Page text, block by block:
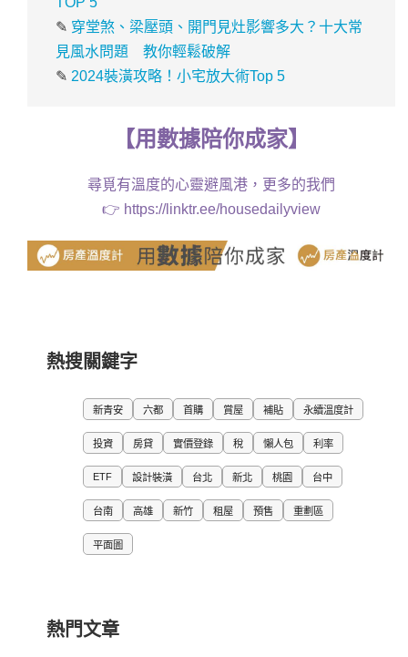
✎ 穿堂煞、梁壓頭、開門見灶影響多大？十大常
見風水問題 教你輕鬆破解
✎ 2024裝潢攻略！小宅放大術Top 5
【用數據陪你成家】
尋覓有溫度的心靈避風港，更多的我們
👉 https://linktr.ee/housedailyview
熱搜關鍵字
新青安 六都 首購 賞屋 補貼 永續溫度計
投資 房貸 實價登錄 稅 懶人包 利率
ETF 設計裝潢 台北 新北 桃園 台中
台南 高雄 新竹 租屋 預售 重劃區
平面圖
熱門文章